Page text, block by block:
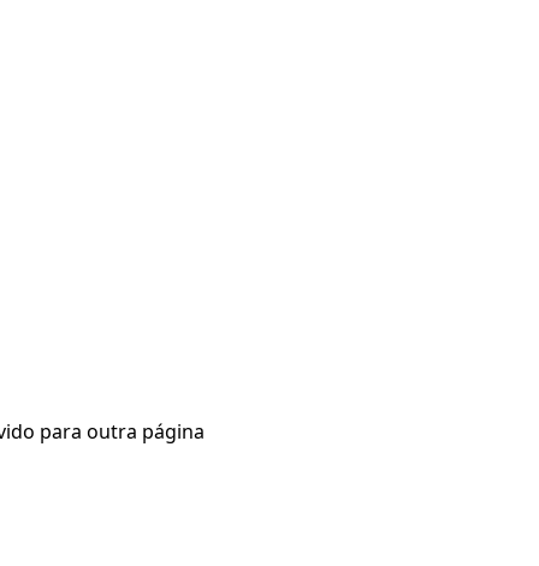
para outra página